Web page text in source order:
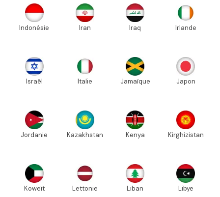
Indonésie Iran Iraq Irlande
Israël Italie Jamaïque Japon
Jordanie Kazakhstan Kenya Kirghizistan
Koweït Lettonie Liban Libye